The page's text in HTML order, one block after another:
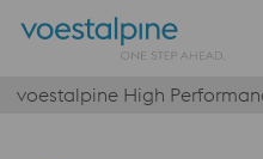
voestalpine High